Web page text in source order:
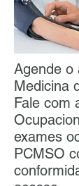
Agende o
Medicina
Fale com
exames
PCMSO